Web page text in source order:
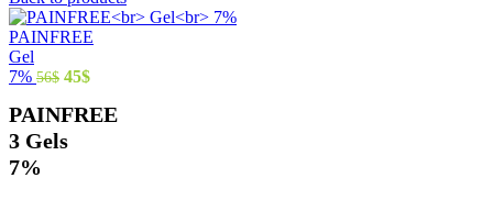
PAINFREE
Gel
7% 56$ 45$
PAINFREE
3 Gels
7%